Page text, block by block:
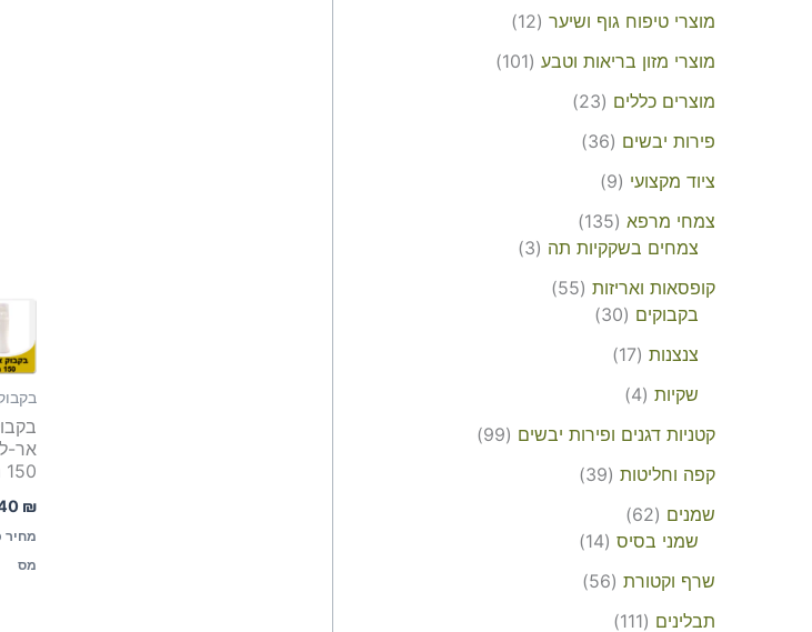
מוצרי טיפוח גוף ושיער 12
מוצרי מזון בריאות וטבע 101
מוצרים כללים 23
פירות יבשים 36
ציוד מקצועי 9
צמחי מרפא 135
צמחים בשקקיות תה 3
קופסאות ואריזות 55
בקבוקים 30
צנצנות 17
שקיות 4
קטניות דגנים ופירות יבשים 99
קפה וחליטות 39
שמנים 62
שמני בסיס 14
שרף וקטורת 56
תבלינים 111
אר-
150 מ"ל
₪
מחיר
מס